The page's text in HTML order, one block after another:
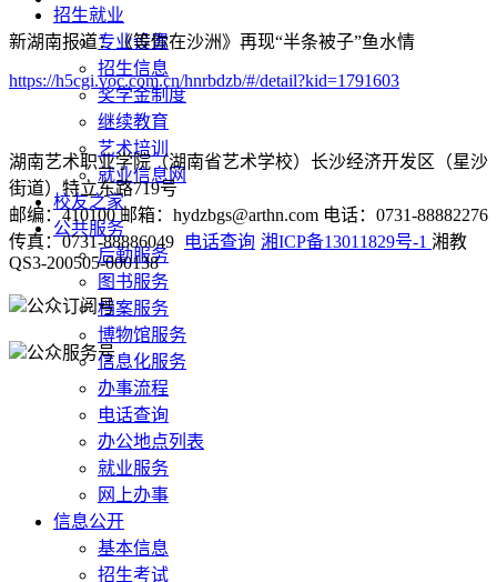
招生就业
专业设置
招生信息
奖学金制度
继续教育
艺术培训
就业信息网
校友之家
公共服务
后勤服务
图书服务
档案服务
博物馆服务
信息化服务
办事流程
电话查询
办公地点列表
就业服务
网上办事
信息公开
基本信息
招生考试
新湖南报道：《等你在沙洲》再现“半条被子”鱼水情
https://h5cgi.voc.com.cn/hnrbdzb/#/detail?kid=1791603
湖南艺术职业学院（湖南省艺术学校）长沙经济开发区（星沙
街道）特立东路719号
邮编：410100 邮箱：hydzbgs@arthn.com 电话：0731-88882276
传真：0731-88886049
电话查询 湘ICP备13011829号-1 湘教
QS3-200505-000138
公众订阅号
公众服务号